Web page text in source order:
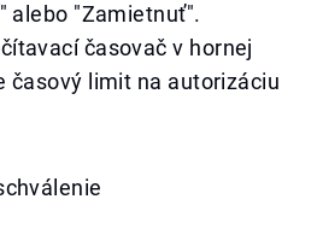
alebo "Zamietnuť".
časovač v hornej
časový limit na autorizáciu